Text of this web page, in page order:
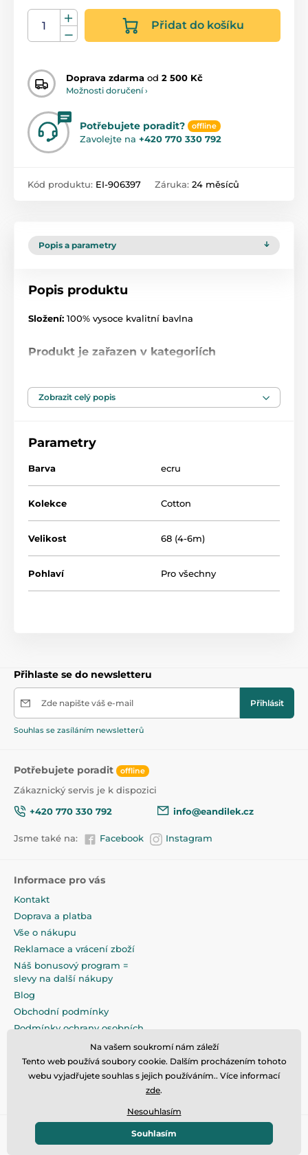
Přidat do košíku
Doprava zdarma od 2 500 Kč
Možnosti doručení ›
Potřebujete poradit? offline
Zavolejte na +420 770 330 792
Kód produktu: EI-906397 Záruka: 24 měsíců
Popis a parametry
Popis produktu
Složení: 100% vysoce kvalitní bavlna
Produkt je zařazen v kategoriích
Zobrazit celý popis
Parametry
Barva ecru
Kolekce Cotton
Velikost 68 (4-6m)
Pohlaví Pro všechny
Přihlaste se do newsletteru
Zde napište váš e-mail Přihlásit
Souhlas se zasíláním newsletterů
Potřebujete poradit offline
Zákaznický servis je k dispozici
+420 770 330 792
info@eandilek.cz
Jsme také na: Facebook Instagram
Informace pro vás
Kontakt
Doprava a platba
Vše o nákupu
Reklamace a vrácení zboží
Náš bonusový program =
slevy na další nákupy
Blog
Obchodní podmínky
Podmínky ochrany osobních
Na pečlivé zabalení klademe
maximální důraz
© 2026 www.eandilek.cz ⦁ E-shop vytvořila
Na vašem soukromí nám záleží
Tento web používá soubory cookie. Dalším procházením tohoto
webu vyjadřujete souhlas s jejich používáním.. Více informací
zde.
Nesouhlasím
Souhlasím